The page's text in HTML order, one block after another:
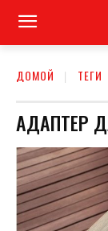
ДОМОЙ ТЕГИ
АДАПТЕР